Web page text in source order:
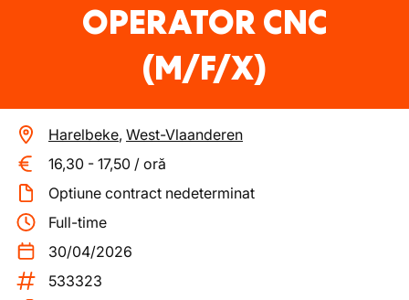
OPERATOR CNC
(M/F/X)
Harelbeke, West-Vlaanderen
16,30 - 17,50 / oră
Optiune contract nedeterminat
Full-time
30/04/2026
533323